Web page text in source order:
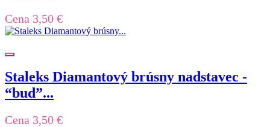
Cena 3,50 €
Staleks Diamantový brúsny nadstavec -
“bud”...
Cena 3,50 €